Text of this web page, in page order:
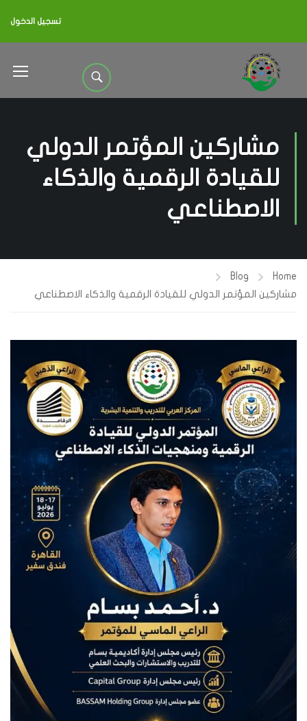
تسجيل الدخول
مشاركين المؤتمر الدولي
للقيادة الرقمية والذكاء
الاصطناعي
Home
Blog
مشاركين المؤتمر الدولي للقيادة الرقمية والذكاء الاصطناعي